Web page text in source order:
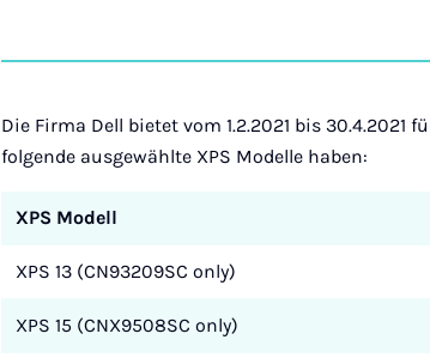
Die Firma Dell bietet vom 1.2.2021 bis
folgende ausgewählte XPS Modelle haben:
XPS Modell
XPS 13 (CN93209SC only)
XPS 15 (CNX9508SC only)